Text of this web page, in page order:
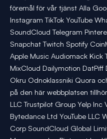
föremål för vår tjänst Alla
Instagram TikTok YouTube
SoundCloud Telegram
Snapchat Twitch Spotify
Apple Music Audiomack Kick
MixCloud Dailymotion DatPiff
Okru Odnoklassniki Quora
på den här webbplatsen
LLC Trustpilot Group Yelp Inc
Bytedance Ltd YouTube LLC
Corp SoundCloud Global